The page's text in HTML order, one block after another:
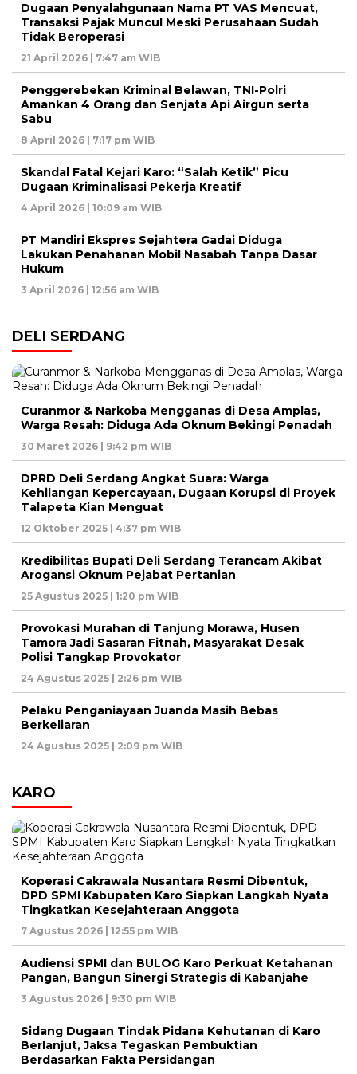
Dugaan Penyalahgunaan Nama PT VAS Mencuat,
Transaksi Pajak Muncul Meski Perusahaan Sudah
Tidak Beroperasi
21 April 2026 | 7:47 am WIB
Penggerebekan Kriminal Belawan, TNI-Polri
Amankan 4 Orang dan Senjata Api Airgun serta
Sabu
8 April 2026 | 7:17 pm WIB
Skandal Fatal Kejari Karo: “Salah Ketik” Picu
Dugaan Kriminalisasi Pekerja Kreatif
4 April 2026 | 10:09 am WIB
PT Mandiri Ekspres Sejahtera Gadai Diduga
Lakukan Penahanan Mobil Nasabah Tanpa Dasar
Hukum
3 April 2026 | 12:56 am WIB
DELI SERDANG
Curanmor & Narkoba Mengganas di Desa Amplas,
Warga Resah: Diduga Ada Oknum Bekingi Penadah
30 Maret 2026 | 9:42 pm WIB
DPRD Deli Serdang Angkat Suara: Warga
Kehilangan Kepercayaan, Dugaan Korupsi di Proyek
Talapeta Kian Menguat
12 Oktober 2025 | 4:37 pm WIB
Kredibilitas Bupati Deli Serdang Terancam Akibat
Arogansi Oknum Pejabat Pertanian
25 Agustus 2025 | 1:20 pm WIB
Provokasi Murahan di Tanjung Morawa, Husen
Tamora Jadi Sasaran Fitnah, Masyarakat Desak
Polisi Tangkap Provokator
24 Agustus 2025 | 2:26 pm WIB
Pelaku Penganiayaan Juanda Masih Bebas
Berkeliaran
24 Agustus 2025 | 2:09 pm WIB
KARO
Koperasi Cakrawala Nusantara Resmi Dibentuk,
DPD SPMI Kabupaten Karo Siapkan Langkah Nyata
Tingkatkan Kesejahteraan Anggota
7 Agustus 2026 | 12:55 pm WIB
Audiensi SPMI dan BULOG Karo Perkuat Ketahanan
Pangan, Bangun Sinergi Strategis di Kabanjahe
3 Agustus 2026 | 9:30 pm WIB
Sidang Dugaan Tindak Pidana Kehutanan di Karo
Berlanjut, Jaksa Tegaskan Pembuktian
Berdasarkan Fakta Persidangan